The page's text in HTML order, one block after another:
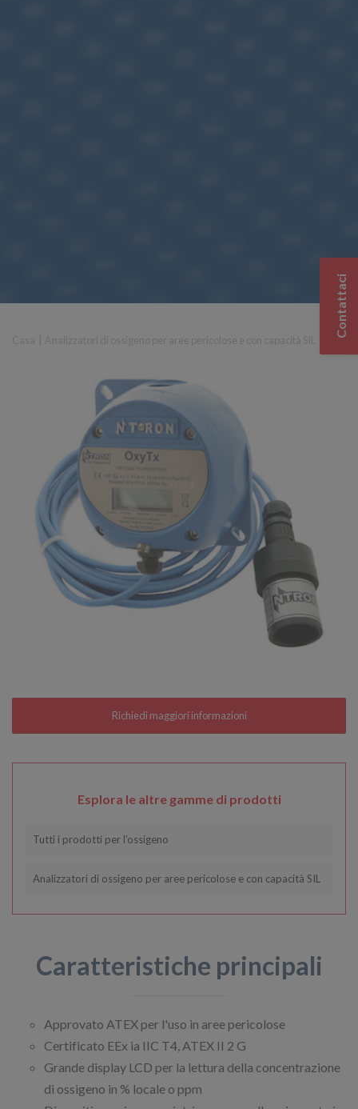
Esplora le altre gamme di prodotti
Tutti i prodotti per l'ossigeno
Analizzatori di ossigeno per aree pericolose e con capacità SIL
Caratteristiche principali
Approvato ATEX per l'uso in aree pericolose
Certificato EEx ia IIC T4, ATEX II 2 G
Grande display LCD per la lettura della concentrazione
di ossigeno in % locale o ppm
Contattaci